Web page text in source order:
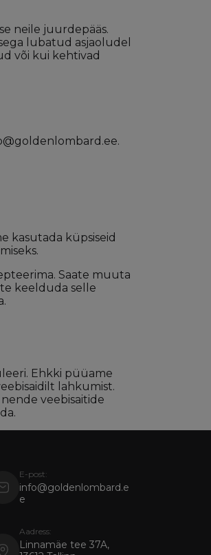
neile juurdepääs.
lubatud asjaoludel
või kui kehtivad
kasutada küpsiseid
Saate muuta
keelduda selle
Ehkki püüame
lahkumist.
veebisaitide
E-post:
info@goldenlombard.e
e
Aadress:
Linnamäe tee 37A,